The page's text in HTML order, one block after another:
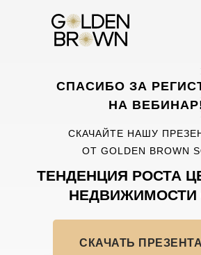
СПАСИБО ЗА
НА
СКАЧАЙТЕ НАШУ
ОТ GOLDEN BROWN
ТЕНДЕНЦИЯ РОСТА
НЕДВИЖИМОСТИ
СКАЧАТЬ